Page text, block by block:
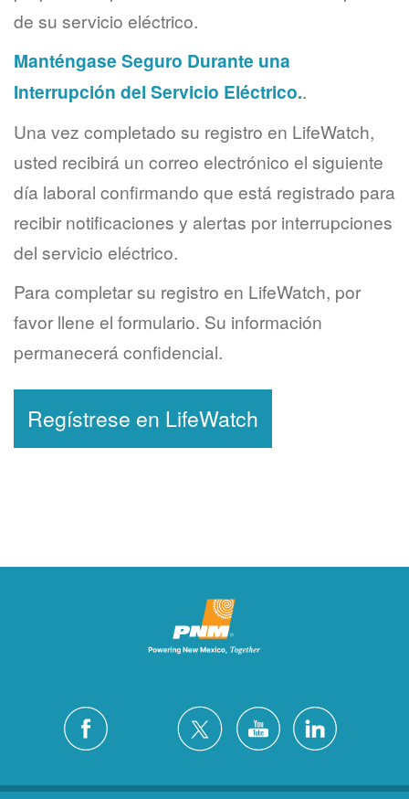
de su servicio eléctrico.
Manténgase Seguro Durante una
Interrupción del Servicio Eléctrico..
Una vez completado su registro en LifeWatch,
usted recibirá un correo electrónico el siguiente
día laboral confirmando que está registrado para
recibir notificaciones y alertas por interrupciones
del servicio eléctrico.
Para completar su registro en LifeWatch, por
favor llene el formulario. Su información
permanecerá confidencial.
Regístrese en LifeWatch